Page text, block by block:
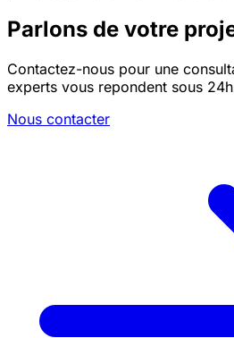
Parlons de votre
Contactez-nous pour une
experts vous repondent sous
Nous contacter